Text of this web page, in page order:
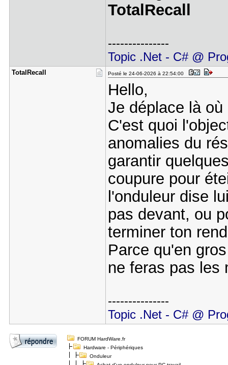
TotalRecall
---------------
Topic .Net - C# @
TotalRecal​l Posté le 24-06-2026 à 22:54:00
Hello,
Je déplace là
C'est quoi
anomalies du
garantir
coupure pour
l'onduleur dise
pas devant, ou
terminer ton
Parce qu'en
ne feras pas les
---------------
Topic .Net - C# @
FORUM HardWare.fr
Hardware - Périphériques
Onduleur